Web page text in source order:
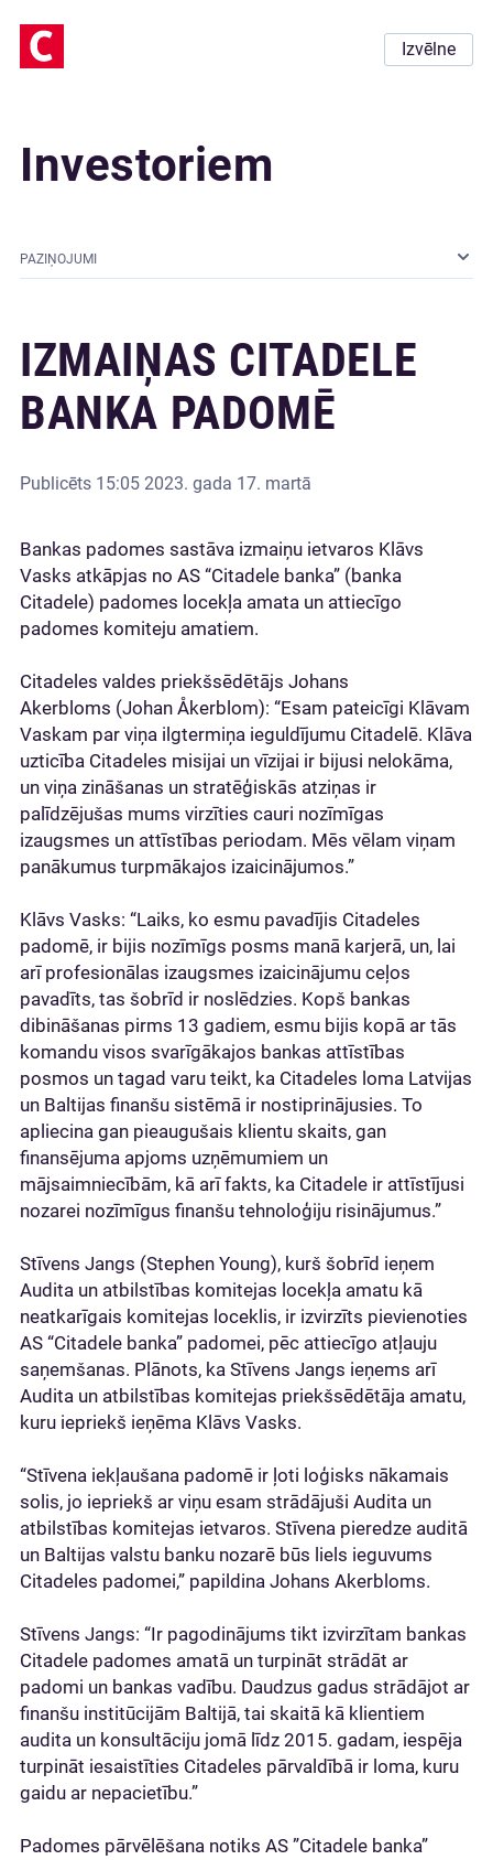
Izvēlne
Investoriem
PAZIŅOJUMI
IZMAIŅAS CITADELE
BANKA PADOMĒ
Publicēts 15:05 2023. gada 17. martā
Bankas padomes sastāva izmaiņu ietvaros Klāvs
Vasks atkāpjas no AS “Citadele banka” (banka
Citadele) padomes locekļa amata un attiecīgo
padomes komiteju amatiem.
Citadeles valdes priekšsēdētājs Johans
Akerbloms (Johan Åkerblom): “Esam pateicīgi Klāvam
Vaskam par viņa ilgtermiņa ieguldījumu Citadelē. Klāva
uzticība Citadeles misijai un vīzijai ir bijusi nelokāma,
un viņa zināšanas un stratēģiskās atziņas ir
palīdzējušas mums virzīties cauri nozīmīgas
izaugsmes un attīstības periodam. Mēs vēlam viņam
panākumus turpmākajos izaicinājumos.”
Klāvs Vasks: “Laiks, ko esmu pavadījis Citadeles
padomē, ir bijis nozīmīgs posms manā karjerā, un, lai
arī profesionālas izaugsmes izaicinājumu ceļos
pavadīts, tas šobrīd ir noslēdzies. Kopš bankas
dibināšanas pirms 13 gadiem, esmu bijis kopā ar tās
komandu visos svarīgākajos bankas attīstības
posmos un tagad varu teikt, ka Citadeles loma Latvijas
un Baltijas finanšu sistēmā ir nostiprinājusies. To
apliecina gan pieaugušais klientu skaits, gan
finansējuma apjoms uzņēmumiem un
mājsaimniecībām, kā arī fakts, ka Citadele ir attīstījusi
nozarei nozīmīgus finanšu tehnoloģiju risinājumus.”
Stīvens Jangs (Stephen Young), kurš šobrīd ieņem
Audita un atbilstības komitejas locekļa amatu kā
neatkarīgais komitejas loceklis, ir izvirzīts pievienoties
AS “Citadele banka” padomei, pēc attiecīgo atļauju
saņemšanas. Plānots, ka Stīvens Jangs ieņems arī
Audita un atbilstības komitejas priekšsēdētāja amatu,
kuru iepriekš ieņēma Klāvs Vasks.
“Stīvena iekļaušana padomē ir ļoti loģisks nākamais
solis, jo iepriekš ar viņu esam strādājuši Audita un
atbilstības komitejas ietvaros. Stīvena pieredze auditā
un Baltijas valstu banku nozarē būs liels ieguvums
Citadeles padomei,” papildina Johans Akerbloms.
Stīvens Jangs: “Ir pagodinājums tikt izvirzītam bankas
Citadele padomes amatā un turpināt strādāt ar
padomi un bankas vadību. Daudzus gadus strādājot ar
finanšu institūcijām Baltijā, tai skaitā kā klientiem
audita un konsultāciju jomā līdz 2015. gadam, iespēja
turpināt iesaistīties Citadeles pārvaldībā ir loma, kuru
gaidu ar nepacietību.”
Padomes pārvēlēšana notiks AS ”Citadele banka”